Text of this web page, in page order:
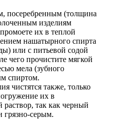
посеребренным (толщина
изделиям
их в теплой
нашатырного спирта
или с питьевой содой
чего прочистите мягкой
мела (зубного
спиртом.
чистятся также, только
их в
так как черный
грязно-серым.